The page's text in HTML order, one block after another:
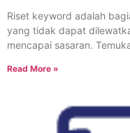
Riset keyword adalah
yang tidak dapat
mencapai sasaran.
Read More »